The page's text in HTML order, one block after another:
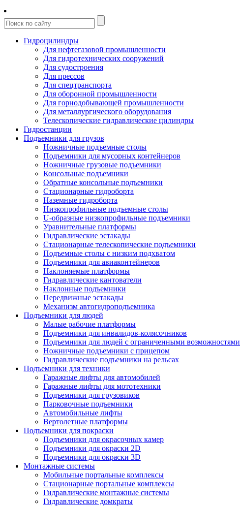
Гидроцилиндры
Для нефтегазовой промышленности
Для гидротехнических сооружений
Для судостроения
Для прессов
Для спецтранспорта
Для оборонной промышленности
Для горнодобывающей промышленности
Для металлургического оборудования
Телескопические гидравлические цилиндры
Гидростанции
Подъемники для грузов
Ножничные подъемные столы
Подъемники для мусорных контейнеров
Ножничные грузовые подъемники
Консольные подъемники
Обратные консольные подъемники
Стационарные гидроборта
Наземные гидроборта
Низкопрофильные подъемные столы
U-образные низкопрофильные подъемники
Уравнительные платформы
Гидравлические эстакады
Стационарные телескопические подъемники
Подъемные столы с низким подхватом
Подъемники для авиаконтейнеров
Наклоняемые платформы
Гидравлические кантователи
Наклонные подъемники
Передвижные эстакады
Механизм автогидроподъемника
Подъемники для людей
Малые рабочие платформы
Подъемники для инвалидов-колясочников
Подъемники для людей с ограниченными возможностями
Ножничные подъемники с прицепом
Гидравлические подъемники на рельсах
Подъемники для техники
Гаражные лифты для автомобилей
Гаражные лифты для мототехники
Подъемники для грузовиков
Парковочные подъемники
Aвтомобильные лифты
Вертолетные платформы
Подъемники для покраски
Подъемники для окрасочных камер
Подъемники для окраски 2D
Подъемники для окраски 3D
Монтажные системы
Мобильные портальные комплексы
Стационарные портальные комплексы
Гидравлические монтажные системы
Гидравлические домкраты